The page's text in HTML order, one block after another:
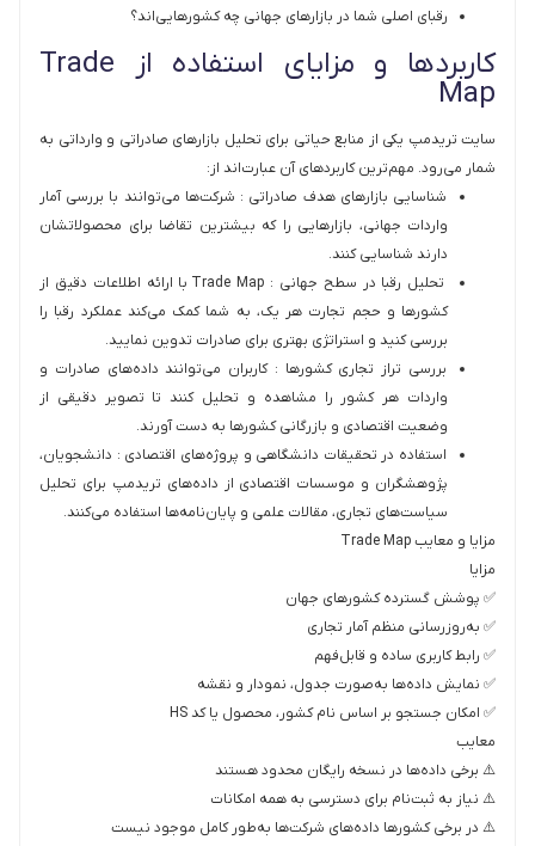
رقبای اصلی شما در بازارهای جهانی چه کشورهایی‌اند؟
کاربردها و مزایای استفاده از Trade
Map
سایت تریدمپ یکی از منابع حیاتی برای تحلیل بازارهای صادراتی و وارداتی به
شمار می‌رود. مهم‌ترین کاربردهای آن عبارت‌اند از:
شناسایی بازارهای هدف صادراتی : شرکت‌ها می‌توانند با بررسی آمار
واردات جهانی، بازارهایی را که بیشترین تقاضا برای محصولاتشان
دارند شناسایی کنند.
تحلیل رقبا در سطح جهانی : Trade Map با ارائه اطلاعات دقیق از
کشورها و حجم تجارت هر یک، به شما کمک می‌کند عملکرد رقبا را
بررسی کنید و استراتژی بهتری برای صادرات تدوین نمایید.
بررسی تراز تجاری کشورها : کاربران می‌توانند داده‌های صادرات و
واردات هر کشور را مشاهده و تحلیل کنند تا تصویر دقیقی از
وضعیت اقتصادی و بازرگانی کشورها به دست آورند.
استفاده در تحقیقات دانشگاهی و پروژه‌های اقتصادی : دانشجویان،
پژوهشگران و موسسات اقتصادی از داده‌های تریدمپ برای تحلیل
سیاست‌های تجاری، مقالات علمی و پایان‌نامه‌ها استفاده می‌کنند.
مزایا و معایب Trade Map
مزایا
✅ پوشش گسترده کشورهای جهان
✅ به‌روزرسانی منظم آمار تجاری
✅ رابط کاربری ساده و قابل‌فهم
✅ نمایش داده‌ها به‌صورت جدول، نمودار و نقشه
✅ امکان جستجو بر اساس نام کشور، محصول یا کد HS
معایب
⚠️ برخی داده‌ها در نسخه رایگان محدود هستند
⚠️ نیاز به ثبت‌نام برای دسترسی به همه امکانات
⚠️ در برخی کشورها داده‌های شرکت‌ها به‌طور کامل موجود نیست